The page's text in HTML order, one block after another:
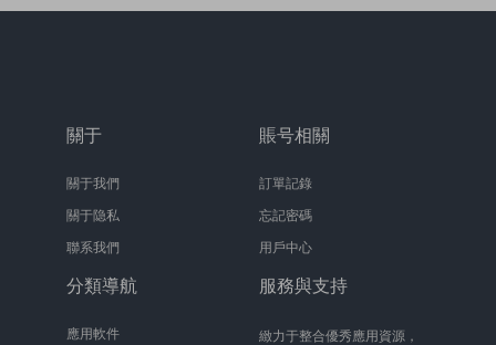
關于
關于我們
關于隐私
聯系我們
賬号相關
訂單記錄
忘記密碼
用戶中心
分類導航
應用軟件
服務與支持
緻力于整合優秀應用資源，